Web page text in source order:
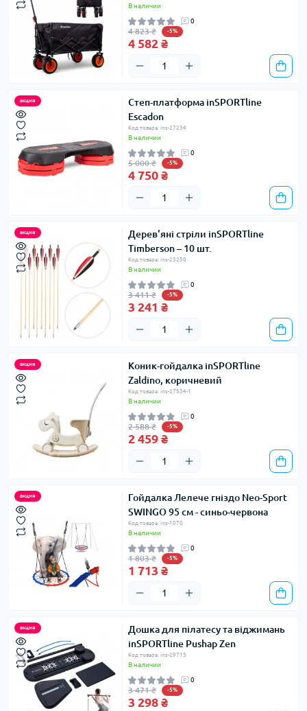
В наличии
0
4 823 ₴ -5%
4 582 ₴
акция
Степ-платформа inSPORTline
Escadon
Код товара: ins-27234
В наличии
0
5 000 ₴ -5%
4 750 ₴
акция
Дерев'яні стріли inSPORTline
Timberson – 10 шт.
Код товара: ins-23250
В наличии
0
3 411 ₴ -5%
3 241 ₴
акция
Коник-гойдалка inSPORTline
Zaldino, коричневий
Код товара: ins-27534-1
В наличии
0
2 588 ₴ -5%
2 459 ₴
акция
Гойдалка Лелече гніздо Neo-Sport
SWINGO 95 см - синьо-червона
Код товара: ins-1070
В наличии
0
1 803 ₴ -5%
1 713 ₴
акция
Дошка для пілатесу та віджимань
inSPORTline Pushap Zen
Код товара: ins-29715
В наличии
0
3 471 ₴ -5%
3 298 ₴